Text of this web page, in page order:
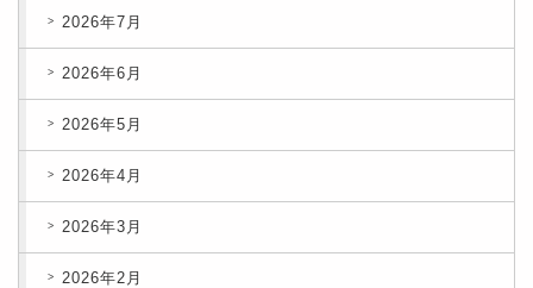
2026年7月
2026年6月
2026年5月
2026年4月
2026年3月
2026年2月